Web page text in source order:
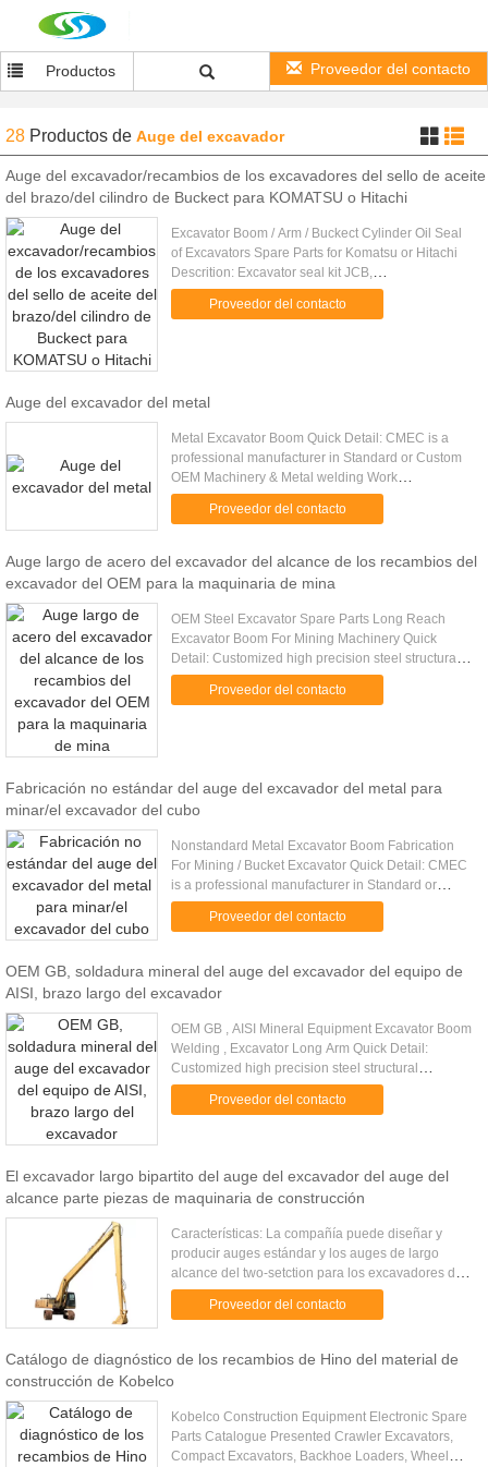
Productos Proveedor del contacto
28 Productos de Auge del excavador
Auge del excavador/recambios de los excavadores del sello de aceite
del brazo/del cilindro de Buckect para KOMATSU o Hitachi
Excavator Boom / Arm / Buckect Cylinder Oil Seal
of Excavators Spare Parts for Komatsu or Hitachi
Descrition: Excavator seal kit JCB,
Proveedor del contacto
Auge del excavador del metal
Metal Excavator Boom Quick Detail: CMEC is a
professional manufacturer in Standard or Custom
OEM Machinery & Metal welding Work
manufacturing. Professional experience and good
technical support Big customer ...
Proveedor del contacto
Auge largo de acero del excavador del alcance de los recambios del
excavador del OEM para la maquinaria de mina
OEM Steel Excavator Spare Parts Long Reach
Excavator Boom For Mining Machinery Quick
Detail: Customized high precision steel structural
fabrication Q345 big metal welding parts heavy
steel structural constructi...
Proveedor del contacto
Fabricación no estándar del auge del excavador del metal para
minar/el excavador del cubo
Nonstandard Metal Excavator Boom Fabrication
For Mining / Bucket Excavator Quick Detail: CMEC
is a professional manufacturer in Standard or
Custom OEM Machinery & Metal welding Work
manufacturing. Professional ...
Proveedor del contacto
OEM GB, soldadura mineral del auge del excavador del equipo de
AISI, brazo largo del excavador
OEM GB , AISI Mineral Equipment Excavator Boom
Welding , Excavator Long Arm Quick Detail:
Customized high precision steel structural
fabrication Q345 big metal welding parts heavy
steel structural construction ...
Proveedor del contacto
El excavador largo bipartito del auge del excavador del auge del
alcance parte piezas de maquinaria de construcción
Características: La compañía puede diseñar y
producir auges estándar y los auges de largo
alcance del two-setction para los excavadores de
diversas marcas según el requisito de clientes.
Con el sistema de dise...
Proveedor del contacto
Catálogo de diagnóstico de los recambios de Hino del material de
construcción de Kobelco
Kobelco Construction Equipment Electronic Spare
Parts Catalogue Presented Crawler Excavators,
Compact Excavators, Backhoe Loaders, Wheel